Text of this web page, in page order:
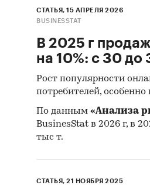
СТАТЬЯ, 15 АПРЕЛЯ 2026
BUSINESSTAT
В 2025 г
на 10%: с 30 до
Рост популярности
потребителей, особенно
По данным «Анализа
BusinesStat в 2026 г, в
тыс т.
СТАТЬЯ, 21 НОЯБРЯ 2025